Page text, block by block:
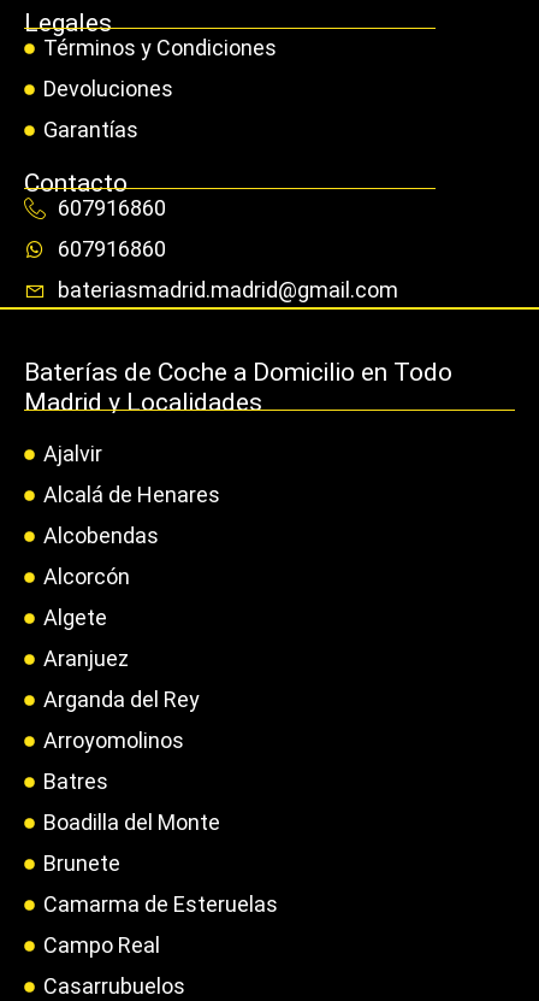
Legales
Términos y Condiciones
Devoluciones
Garantías
Contacto
607916860
607916860
bateriasmadrid.madrid@gmail.com
Baterías de Coche a Domicilio en Todo
Madrid y Localidades
Ajalvir
Alcalá de Henares
Alcobendas
Alcorcón
Algete
Aranjuez
Arganda del Rey
Arroyomolinos
Batres
Boadilla del Monte
Brunete
Camarma de Esteruelas
Campo Real
Casarrubuelos